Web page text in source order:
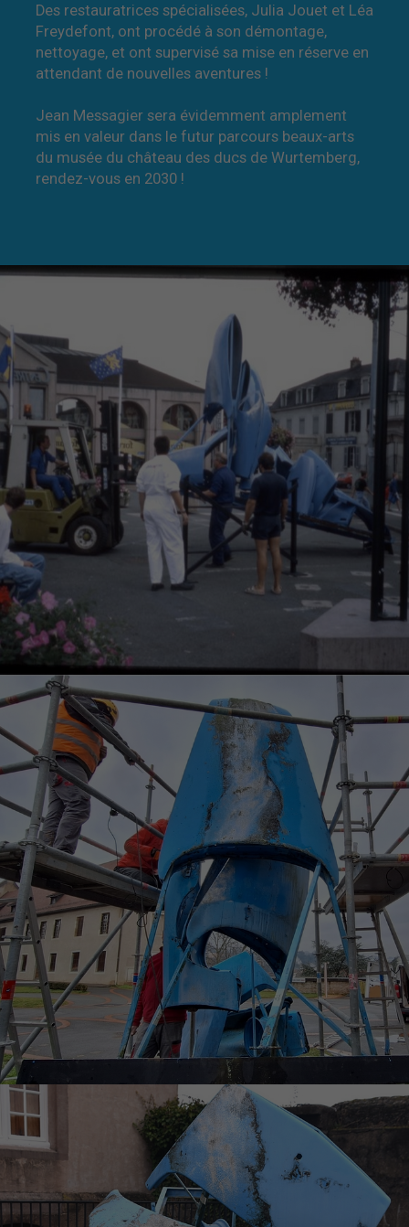
Des restauratrices spécialisées, Julia Jouet et Léa
Freydefont, ont procédé à son démontage,
nettoyage, et ont supervisé sa mise en réserve en
attendant de nouvelles aventures !
Jean Messagier sera évidemment amplement
mis en valeur dans le futur parcours beaux-arts
du musée du château des ducs de Wurtemberg,
rendez-vous en 2030 !